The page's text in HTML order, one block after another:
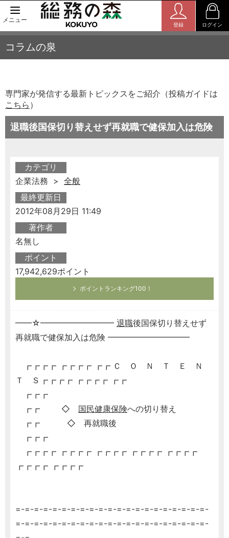
メニュー
登録 ログイン
コラムの泉
専門家が発信する最新トピックスをご紹介（投稿ガイドは
こちら ）
退職後国保切り替えせず再就職で健保加入は危険
カテゴリ
企業法務 > 全般
最終更新日
2012年08月29日 11:49
著作者
名無し
ポイント
17,942,629ポイント
ポイントランキング100！
━━☆━━━━━━━━━ 退職後国保切り替えせず
再就職で健保加入は危険 ━━━━━━━━━━
┏┏┏┏ ┏┏┏┏ ┏┏ Ｃ Ｏ Ｎ Ｔ Ｅ Ｎ
Ｔ Ｓ┏┏┏┏ ┏┏┏┏ ┏┏
┏┏┏
┏┏ ◇ 国民健康保険への切り替え
┏┏ ◇ 再就職後
┏┏┏
┏┏┏┏ ┏┏┏┏ ┏┏┏┏ ┏┏┏┏ ┏┏┏┏
┏┏┏┏ ┏┏┏┏
=-=-=-=-=-=-=-=-=-=-=-=-=-=-=-=-=-=-=-=-=-
=-=-=-=-=-=-=-=-=-=-=-=-=-=-=-=-=-=-=-=-=-